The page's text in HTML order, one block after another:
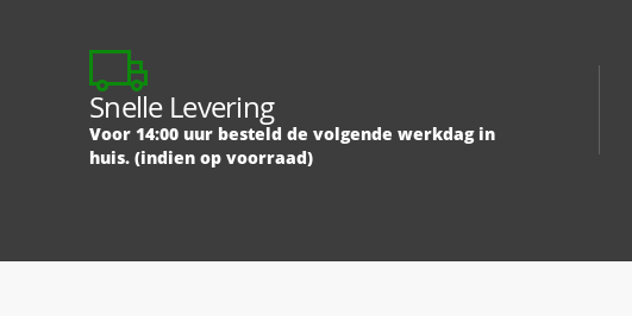
Snelle Levering
Voor 14:00 uur besteld de volgende werkdag in
huis. (indien op voorraad)